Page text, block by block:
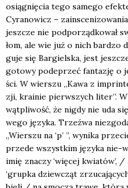
osią­gnię­cia tego same­go
Cyra­no­wicz –
jesz­cze nie pod­po­rząd­ko­wał
łom, ale wie już o nich bar­dzo
gu­je się Bar­giel­ska, jest
goto­wy pode­przeć fan­ta­zję o
ści. W wier­szu „Kawa z
zji, kra­inie pierw­szych liter”.
wąt­pli­wość, że nigdy nie uda
we­go języ­ka. Trzeź­wa
„Wier­szu na ‘p’ ”, wyni­ka
przede wszyst­kim języ­ka nie-
imię zna­czy ‘wię­cej kwia­tów’, /
‘grup­ka dziew­cząt